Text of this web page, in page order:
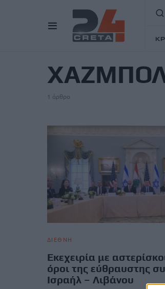
1 άρθρο
ΔΙΕΘΝΗ
Εκεχειρία με
όροι της εύθραυστης
Ισραήλ – Λιβάνου